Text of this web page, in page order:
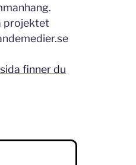
projektet
finner du